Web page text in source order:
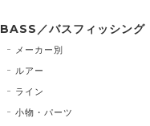
BASS／バスフィッシング
メーカー別
ルアー
ライン
小物・パーツ